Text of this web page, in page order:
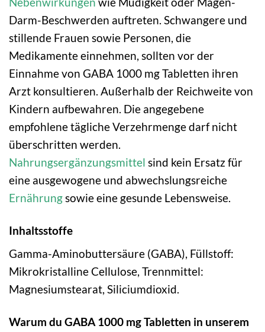
Darm-Beschwerden auftreten. Schwangere und
stillende Frauen sowie Personen, die
Medikamente einnehmen, sollten vor der
Einnahme von GABA 1000 mg Tabletten ihren
Arzt konsultieren. Außerhalb der Reichweite von
Kindern aufbewahren. Die angegebene
empfohlene tägliche Verzehrmenge darf nicht
überschritten werden.
Nahrungsergänzungsmittel sind kein Ersatz für
eine ausgewogene und abwechslungsreiche
Ernährungsowie eine gesunde Lebensweise.
Inhaltsstoffe
Gamma-Aminobuttersäure (GABA), Füllstoff:
Mikrokristalline Cellulose, Trennmittel:
Magnesiumstearat, Siliciumdioxid.
Warum du GABA 1000 mg Tabletten in unserem